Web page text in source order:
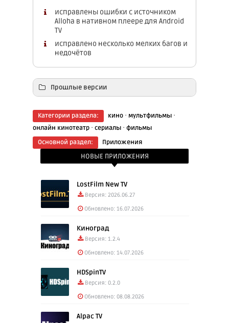
исправлены ошибки с источником
Alloha в нативном плеере для Android
TV
исправлено несколько мелких багов и
недочётов
Прошлые версии
Скачать: Deeplex 1.7.4 (2.25 Mb)
Скачать: Dеeplex 1.7.2 (2.25 Mb)
Категории раздела: кино · мультфильмы ·
онлайн кинотеатр · сериалы · фильмы
Основной раздел:
Приложения
НОВЫЕ ПРИЛОЖЕНИЯ
LostFilm New TV
Версия: 2026.06.27
Обновлено: 16.07.2026
Киноград
Версия: 1.2.4
Обновлено: 14.07.2026
HDSpinTV
Версия: 0.2.0
Обновлено: 08.08.2026
Alpac TV